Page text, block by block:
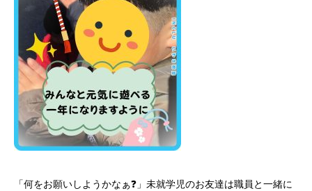
「何をお願いしようかなぁ❓」未就学児のお友達は職員と一緒に